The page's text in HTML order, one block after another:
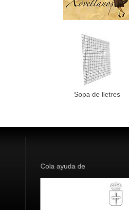
Sopa de lletres
Cola ayuda de